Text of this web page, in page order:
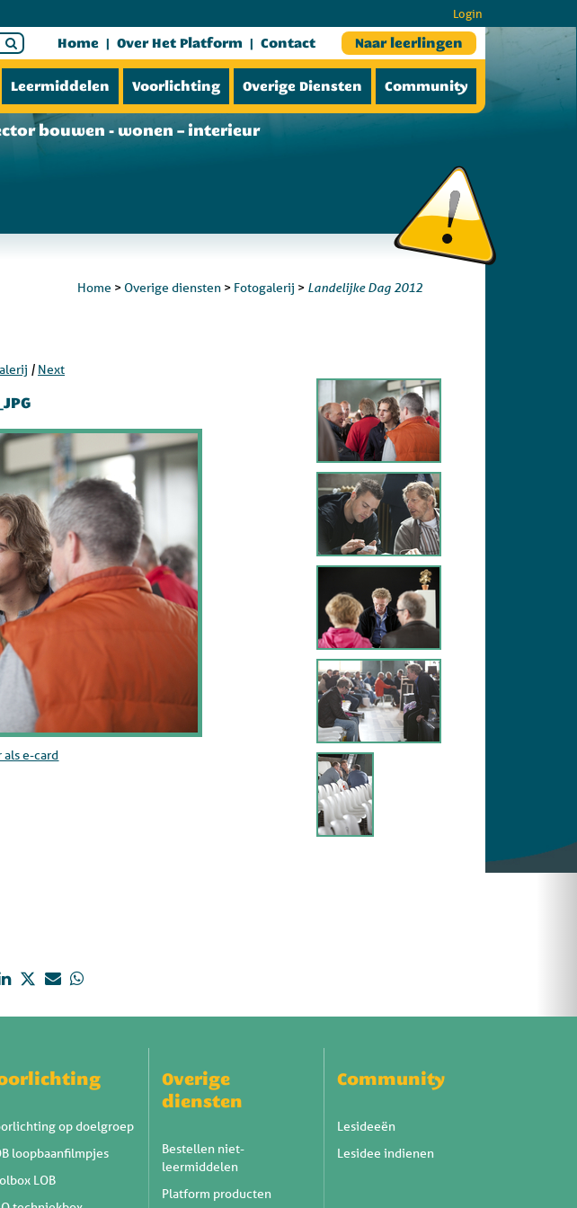
Login
Home Over Het Platform Contact Naar leerlingen
Leermiddelen Voorlichting Overige Diensten Community
bouwen - wonen – interieur
Home > Overige diensten > Fotogalerij > Landelijke Dag 2012
| Next
als e-card
op doelgroep
loopbaanfilmpjes
LOB
Overige
diensten
Bestellen niet-
leermiddelen
Platform producten
Community
Lesideeën
Lesidee indienen